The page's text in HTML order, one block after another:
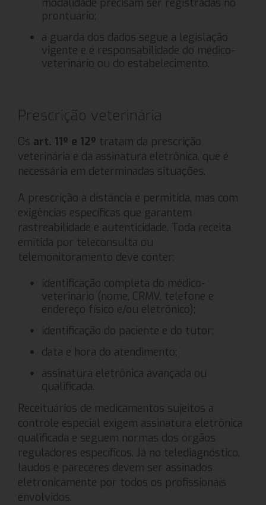
modalidade precisam ser registradas no
prontuário;
a guarda dos dados segue a legislação
vigente e é responsabilidade do médico-
veterinário ou do estabelecimento.
Prescrição veterinária
Os art. 11º e 12º tratam da prescrição
veterinária e da assinatura eletrônica, que é
necessária em determinadas situações.
A prescrição à distância é permitida, mas com
exigências específicas que garantem
rastreabilidade e autenticidade. Toda receita
emitida por teleconsulta ou
telemonitoramento deve conter:
identificação completa do médico-
veterinário (nome, CRMV, telefone e
endereço físico e/ou eletrônico);
identificação do paciente e do tutor;
data e hora do atendimento;
assinatura eletrônica avançada ou
qualificada.
Receituários de medicamentos sujeitos a
controle especial exigem assinatura eletrônica
qualificada e seguem normas dos órgãos
reguladores específicos. Já no telediagnóstico,
laudos e pareceres devem ser assinados
eletronicamente por todos os profissionais
envolvidos.